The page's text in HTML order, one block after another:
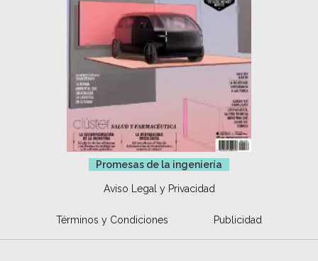
Promesas de la ingeniería
Aviso Legal y Privacidad
Términos y Condiciones Publicidad